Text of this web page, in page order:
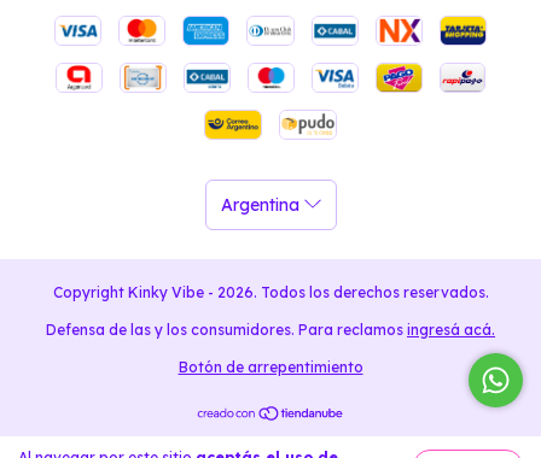
Copyright Kinky Vibe - 2026. Todos los derechos reservados.
Defensa de las y los consumidores. Para reclamos ingresá acá.
Botón de arrepentimiento